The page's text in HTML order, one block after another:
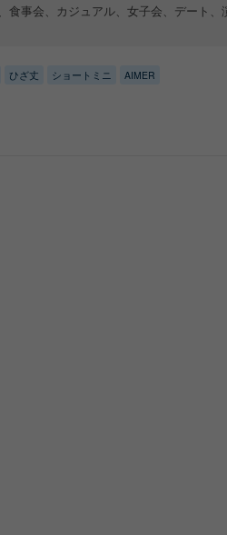
食事会、カジュアル、女子会、デート、
ひざ丈 ショートミニ AIMER